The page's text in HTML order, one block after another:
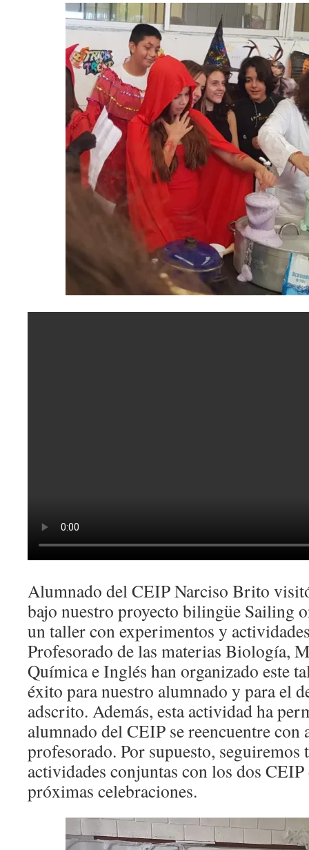
Alumnado del CEIP Narciso Brito
bajo nuestro proyecto bilingüe Sailing
un taller con experimentos y
Profesorado de las materias Biología,
Química e Inglés han organizado este
éxito para nuestro alumnado y para el
adscrito. Además, esta actividad ha
alumnado del CEIP se reencuentre
profesorado. Por supuesto, seguiremos
actividades conjuntas con los dos
próximas celebraciones.